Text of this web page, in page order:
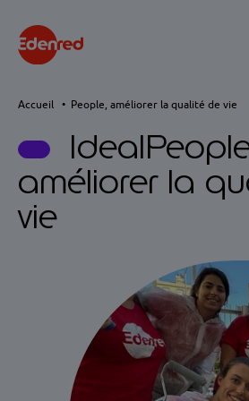
Accueil People, améliorer la qualité de vie
améliorer la
vie